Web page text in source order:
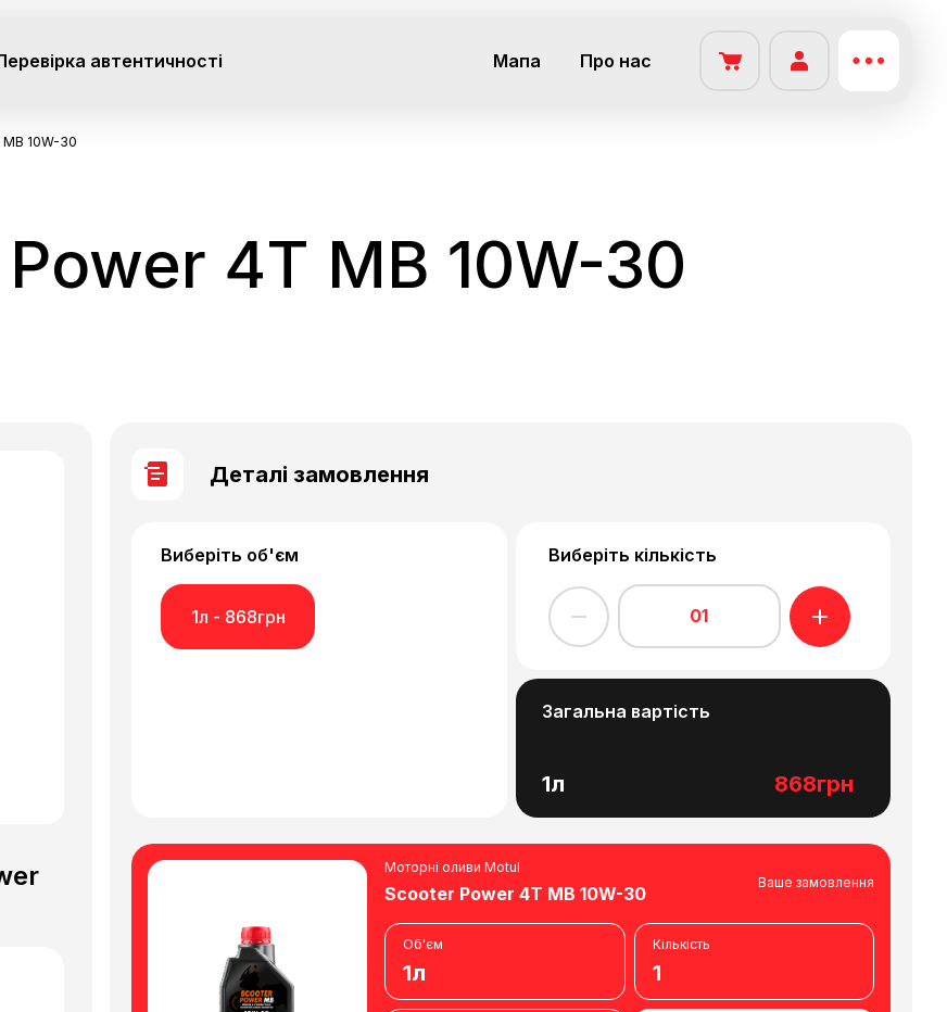
автентичності Мапа Про нас
10W-30
4T MB 10W-30
Деталі замовлення
Виберіть об'єм
1л - 868грн
Виберіть кількість
01
Загальна вартість
1л 868грн
Моторні оливи Motul
Scooter Power 4T MB 10W-30
Ваше замовлення
Об'єм
1л
Кількість
1